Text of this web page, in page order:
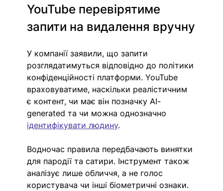
YouTube перевірятиме
запити на видалення вручну
У компанії заявили, що запити
розглядатимуться відповідно до політики
конфіденційності платформи. YouTube
враховуватиме, наскільки реалістичним
є контент, чи має він позначку AI-
generated та чи можна однозначно
ідентифікувати людину.
Водночас правила передбачають винятки
для пародії та сатири. Інструмент також
аналізує лише обличчя, а не голос
користувача чи інші біометричні ознаки.